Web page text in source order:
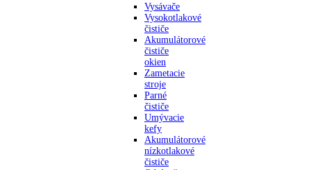
Vysávače
Vysokotlakové
čističe
Akumulátorové
čističe
okien
Zametacie
stroje
Parné
čističe
Umývacie
kefy
Akumulátorové
nízkotlakové
čističe